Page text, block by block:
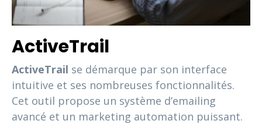
ActiveTrail
ActiveTrail se démarque par son interface
intuitive et ses nombreuses fonctionnalités.
Cet outil propose un système d’emailing
avancé et un marketing automation puissant.